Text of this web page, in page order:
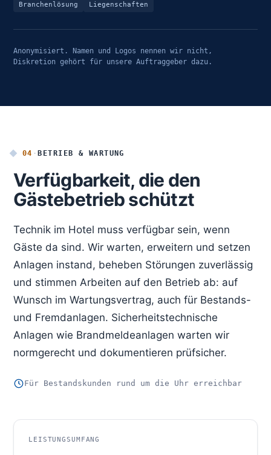
Branchenlösung Liegenschaften
Anonymisiert. Namen und Logos nennen wir nicht,
Diskretion gehört für unsere Auftraggeber dazu.
04 · BETRIEB & WARTUNG
Verfügbarkeit, die den
Gästebetrieb schützt
Technik im Hotel muss verfügbar sein, wenn
Gäste da sind. Wir warten, erweitern und setzen
Anlagen instand, beheben Störungen zuverlässig
und stimmen Arbeiten auf den Betrieb ab: auf
Wunsch im Wartungsvertrag, auch für Bestands-
und Fremdanlagen. Sicherheitstechnische
Anlagen wie Brandmeldeanlagen warten wir
normgerecht und dokumentieren prüfsicher.
Für Bestandskunden rund um die Uhr erreichbar
LEISTUNGSUMFANG